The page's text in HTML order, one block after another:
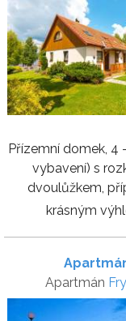
Přízemní domek, 4
vybavení) s
dvoulůžkem,
krásným
Apartmán